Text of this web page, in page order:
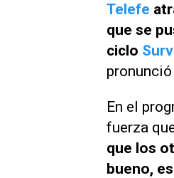
Telefe
que se
ciclo
En el
fuerza
que los
bueno,